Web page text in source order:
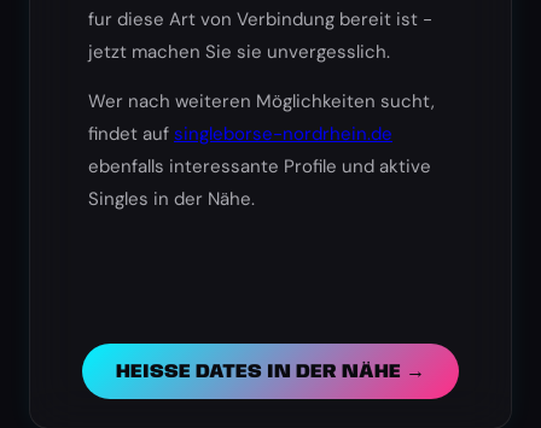
fur diese Art von Verbindung bereit ist -
jetzt machen Sie sie unvergesslich.
Wer nach weiteren Möglichkeiten sucht,
findet auf singleborse-nordrhein.de
ebenfalls interessante Profile und aktive
Singles in der Nähe.
HEISSE DATES IN DER NÄHE →